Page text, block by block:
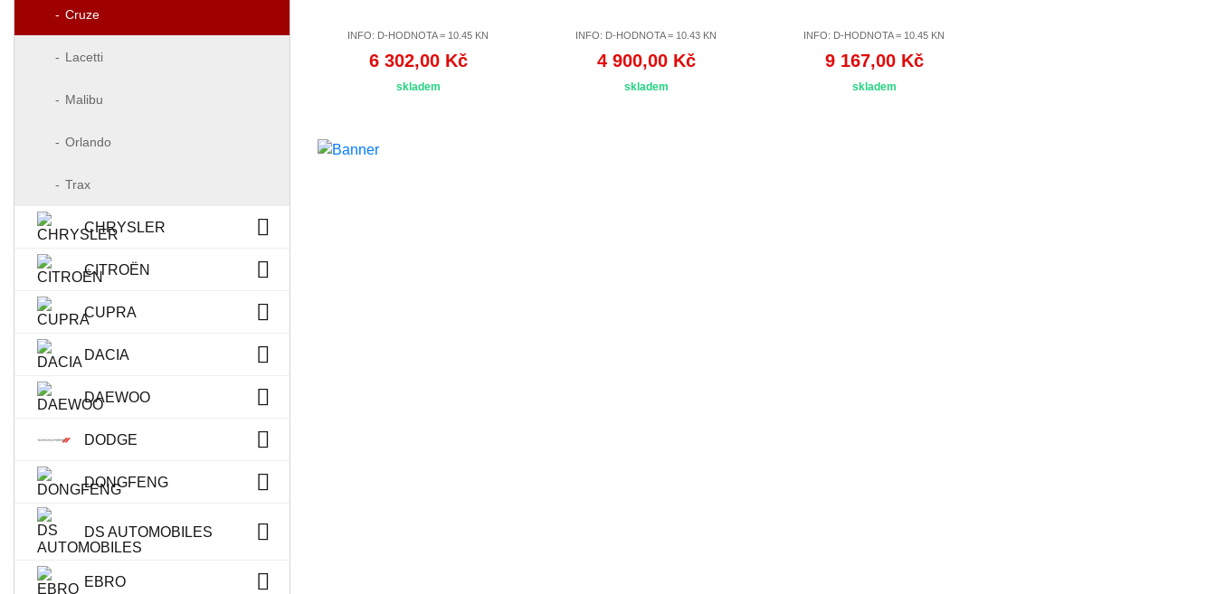
Cruze
Lacetti
Malibu
Orlando
Trax
CHRYSLER
CITROËN
CUPRA
DACIA
DAEWOO
DODGE
DONGFENG
DS AUTOMOBILES
EBRO
INFO: D-HODNOTA = 10.45 KN
6 302,00 Kč
skladem
INFO: D-HODNOTA = 10.43 KN
4 900,00 Kč
skladem
INFO: D-HODNOTA = 10.45 KN
9 167,00 Kč
skladem